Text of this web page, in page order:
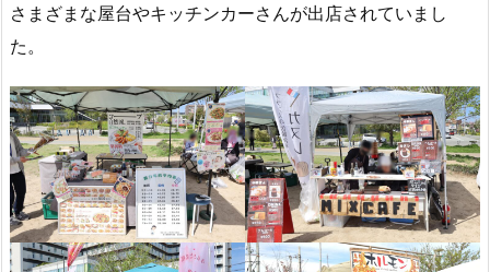
さまざまな屋台やキッチンカーさんが出店されていまし
た。